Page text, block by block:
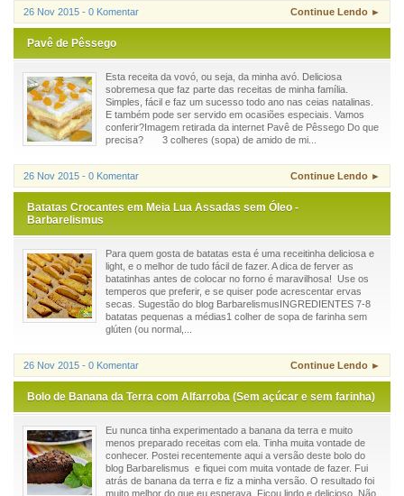
26 Nov 2015 - 0 Komentar Continue Lendo ►
Pavê de Pêssego
Esta receita da vovó, ou seja, da minha avó. Deliciosa
sobremesa que faz parte das receitas de minha família.
Simples, fácil e faz um sucesso todo ano nas ceias natalinas.
E também pode ser servido em ocasiões especiais. Vamos
conferir?Imagem retirada da internet Pavê de Pêssego Do que
precisa? 3 colheres (sopa) de amido de mi...
26 Nov 2015 - 0 Komentar Continue Lendo ►
Batatas Crocantes em Meia Lua Assadas sem Óleo -
Barbarelismus
Para quem gosta de batatas esta é uma receitinha deliciosa e
light, e o melhor de tudo fácil de fazer. A dica de ferver as
batatinhas antes de colocar no forno é maravilhosa! Use os
temperos que preferir, e se quiser pode acrescentar ervas
secas. Sugestão do blog BarbarelismusINGREDIENTES 7-8
batatas pequenas a médias1 colher de sopa de farinha sem
glúten (ou normal,...
26 Nov 2015 - 0 Komentar Continue Lendo ►
Bolo de Banana da Terra com Alfarroba (Sem açúcar e sem farinha)
Eu nunca tinha experimentado a banana da terra e muito
menos preparado receitas com ela. Tinha muita vontade de
conhecer. Postei recentemente aqui a versão deste bolo do
blog Barbarelismus e fiquei com muita vontade de fazer. Fui
atrás de banana da terra e fiz a minha versão. O resultado foi
muito melhor do que eu esperava. Ficou lindo e delicioso. Não